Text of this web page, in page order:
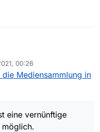
und Dokus archiviert.
ist eine vernünftige
möglich. Deshalb habe
00:26
die Mediensammlung in
eine vernünftige